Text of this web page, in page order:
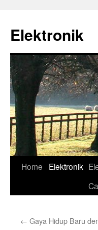
content
Elektronik
Home Elektronik
← Gaya Hidup Baru